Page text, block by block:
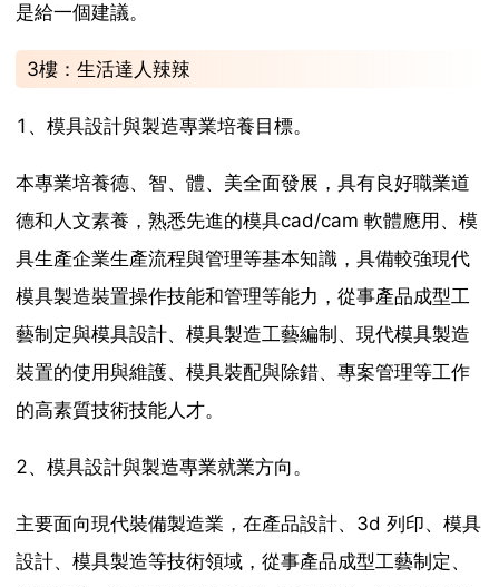
是給一個建議。
3樓：生活達人辣辣
1、模具設計與製造專業培養目標。
本專業培養德、智、體、美全面發展，具有良好職業道
德和人文素養，熟悉先進的模具cad/cam 軟體應用、模
具生產企業生產流程與管理等基本知識，具備較強現代
模具製造裝置操作技能和管理等能力，從事產品成型工
藝制定與模具設計、模具製造工藝編制、現代模具製造
裝置的使用與維護、模具裝配與除錯、專案管理等工作
的高素質技術技能人才。
2、模具設計與製造專業就業方向。
主要面向現代裝備製造業，在產品設計、3d 列印、模具
設計、模具製造等技術領域，從事產品成型工藝制定、